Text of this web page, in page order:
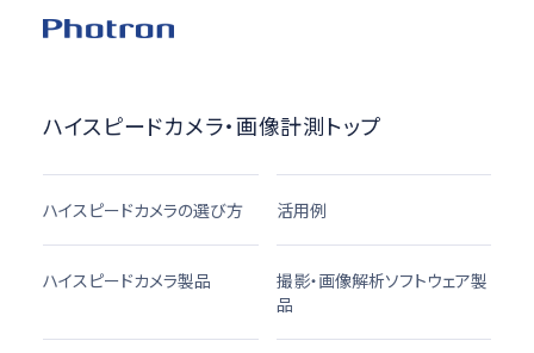
ハイスピードカメラ・画像計測トップ
ハイスピードカメラの選び方 活用例
ハイスピードカメラ製品
撮影・画像解析ソフトウェア製
品